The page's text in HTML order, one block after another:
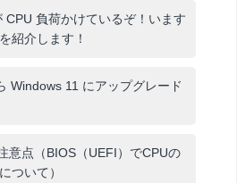
CPU 負荷かけているぞ！います
紹介します！
Windows 11 にアップグレード
意点（BIOS（UEFI）でCPUの
ついて）